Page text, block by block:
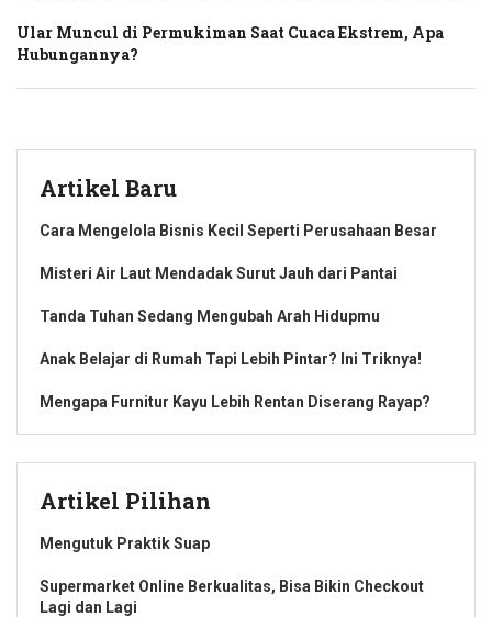
Ular Muncul di Permukiman Saat Cuaca Ekstrem, Apa
Hubungannya?
Artikel Baru
Cara Mengelola Bisnis Kecil Seperti Perusahaan Besar
Misteri Air Laut Mendadak Surut Jauh dari Pantai
Tanda Tuhan Sedang Mengubah Arah Hidupmu
Anak Belajar di Rumah Tapi Lebih Pintar? Ini Triknya!
Mengapa Furnitur Kayu Lebih Rentan Diserang Rayap?
Artikel Pilihan
Mengutuk Praktik Suap
Supermarket Online Berkualitas, Bisa Bikin Checkout
Lagi dan Lagi